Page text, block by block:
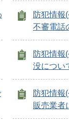
防犯情報
不審電話
防犯情報
没につい
防犯情報
販売業者